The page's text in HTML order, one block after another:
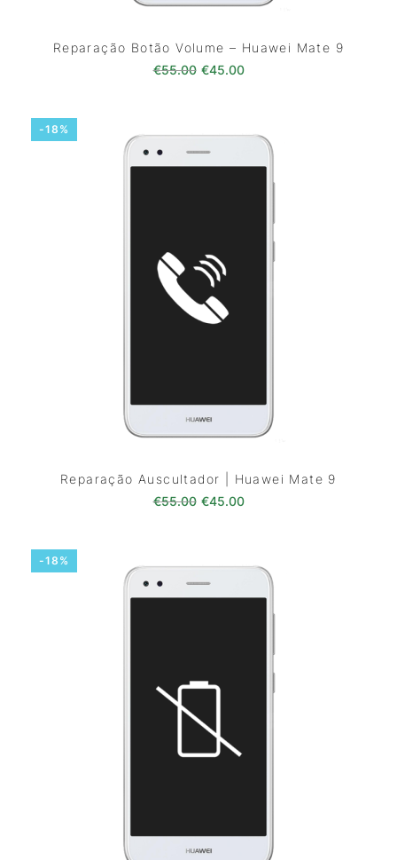
Reparação Botão Volume – Huawei Mate 9
€55.00 O preço original era: €55.00.
€45.00O preço atual é:
-18%
Reparação Auscultador | Huawei Mate 9
€55.00 O preço original era: €55.00.
€45.00O preço atual é:
-18%